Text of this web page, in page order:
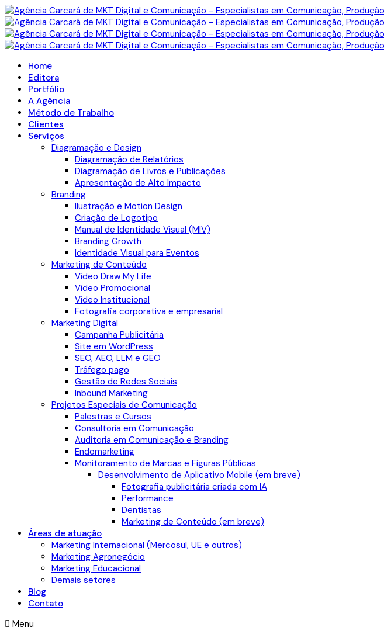
Home
Editora
Portfólio
A Agência
Método de Trabalho
Clientes
Serviços
Diagramação e Design
Diagramação de Relatórios
Diagramação de Livros e Publicações
Apresentação de Alto Impacto
Branding
Ilustração e Motion Design
Criação de Logotipo
Manual de Identidade Visual (MIV)
Branding Growth
Identidade Visual para Eventos
Marketing de Conteúdo
Vídeo Draw My Life
Vídeo Promocional
Vídeo Institucional
Fotografia corporativa e empresarial
Marketing Digital
Campanha Publicitária
Site em WordPress
SEO, AEO, LLM e GEO
Tráfego pago
Gestão de Redes Sociais
Inbound Marketing
Projetos Especiais de Comunicação
Palestras e Cursos
Consultoria em Comunicação
Auditoria em Comunicação e Branding
Endomarketing
Monitoramento de Marcas e Figuras Públicas
Desenvolvimento de Aplicativo Mobile (em breve)
Fotografia publicitária criada com IA
Performance
Dentistas
Marketing de Conteúdo (em breve)
Áreas de atuação
Marketing Internacional (Mercosul, UE e outros)
Marketing Agronegócio
Marketing Educacional
Demais setores
Blog
Contato
Menu